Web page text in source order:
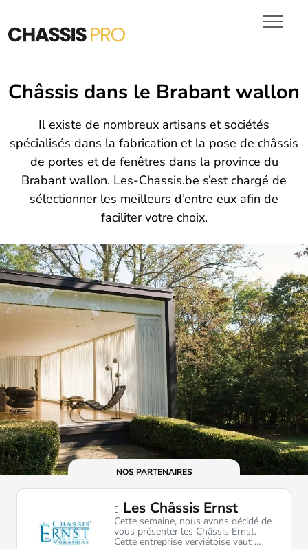
Châssis dans le Brabant wallon
Il existe de nombreux artisans et sociétés
spécialisés dans la fabrication et la pose de châssis
de portes et de fenêtres dans la province du
Brabant wallon. Les-Chassis.be s’est chargé de
sélectionner les meilleurs d’entre eux afin de
faciliter votre choix.
NOS PARTENAIRES
Les Châssis Ernst
Cette semaine, nous avons décidé de
vous présenter les Châssis Ernst.
Cette entreprise verviétoise vaut …
VITRAGES
DEVIS